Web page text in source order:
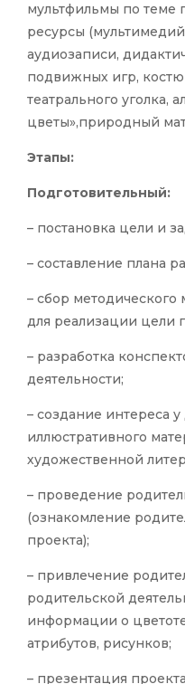
мультфильмы по теме
ресурсы
аудиозаписи,
подвижных игр,
театрального уголка,
цветы»,природный
Этапы:
Подготовительный:
– постановка цели и
– составление плана
– сбор методического
для реализации цели
– разработка
деятельности;
– создание интереса
иллюстративного
художественной
– проведение
(ознакомление
проекта);
– привлечение
родительской
информации о
атрибутов, рисунков;
– презентация